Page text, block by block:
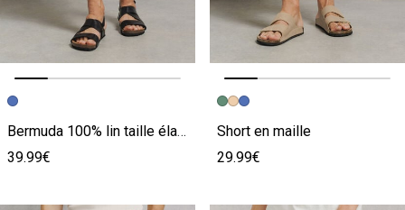
Image précédente
Image suivante
Bermuda 100% lin taille élastiquée
39.99€
Image précédente
Image suivante
Short en maille
29.99€